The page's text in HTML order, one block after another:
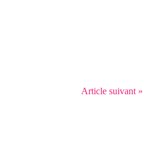
Article suivant »